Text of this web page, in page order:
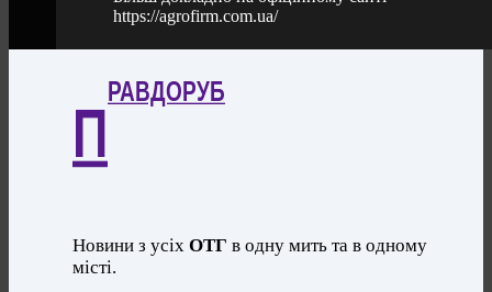
https://agrofirm.com.ua/
П
РАВДОРУБ
Новини з усіхОТГ в одну мить та в одному
місті.